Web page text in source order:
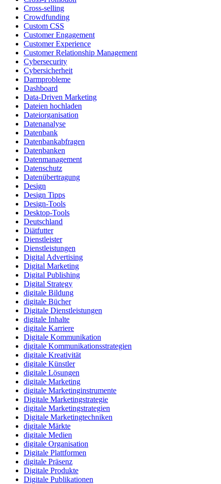
Cross-selling
Crowdfunding
Custom CSS
Customer Engagement
Customer Experience
Customer Relationship Management
Cybersecurity
Cybersicherheit
Darmprobleme
Dashboard
Data-Driven Marketing
Dateien hochladen
Dateiorganisation
Datenanalyse
Datenbank
Datenbankabfragen
Datenbanken
Datenmanagement
Datenschutz
Datenübertragung
Design
Design Tipps
Design-Tools
Desktop-Tools
Deutschland
Diätfutter
Dienstleister
Dienstleistungen
Digital Advertising
Digital Marketing
Digital Publishing
Digital Strategy
digitale Bildung
digitale Bücher
Digitale Dienstleistungen
digitale Inhalte
digitale Karriere
Digitale Kommunikation
digitale Kommunikationsstrategien
digitale Kreativität
digitale Künstler
digitale Lösungen
digitale Marketing
digitale Marketinginstrumente
Digitale Marketingstrategie
digitale Marketingstrategien
Digitale Marketingtechniken
digitale Märkte
digitale Medien
digitale Organisation
Digitale Plattformen
digitale Präsenz
Digitale Produkte
Digitale Publikationen